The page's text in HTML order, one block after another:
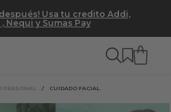
Usa tu credito Addi,
Nequi y Sumas Pay
PERSONAL CUIDADO FACIAL